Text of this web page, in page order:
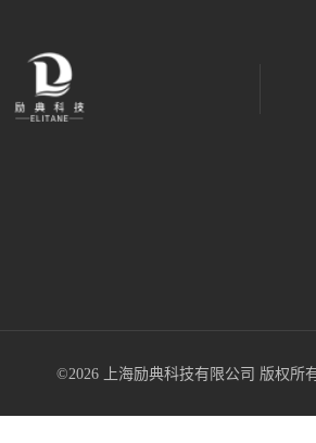
©2026 上海励典科技有限公司 版权所